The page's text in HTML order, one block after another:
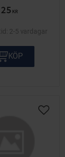
25 KR
2-5 vardagar
KÖP
Lägg